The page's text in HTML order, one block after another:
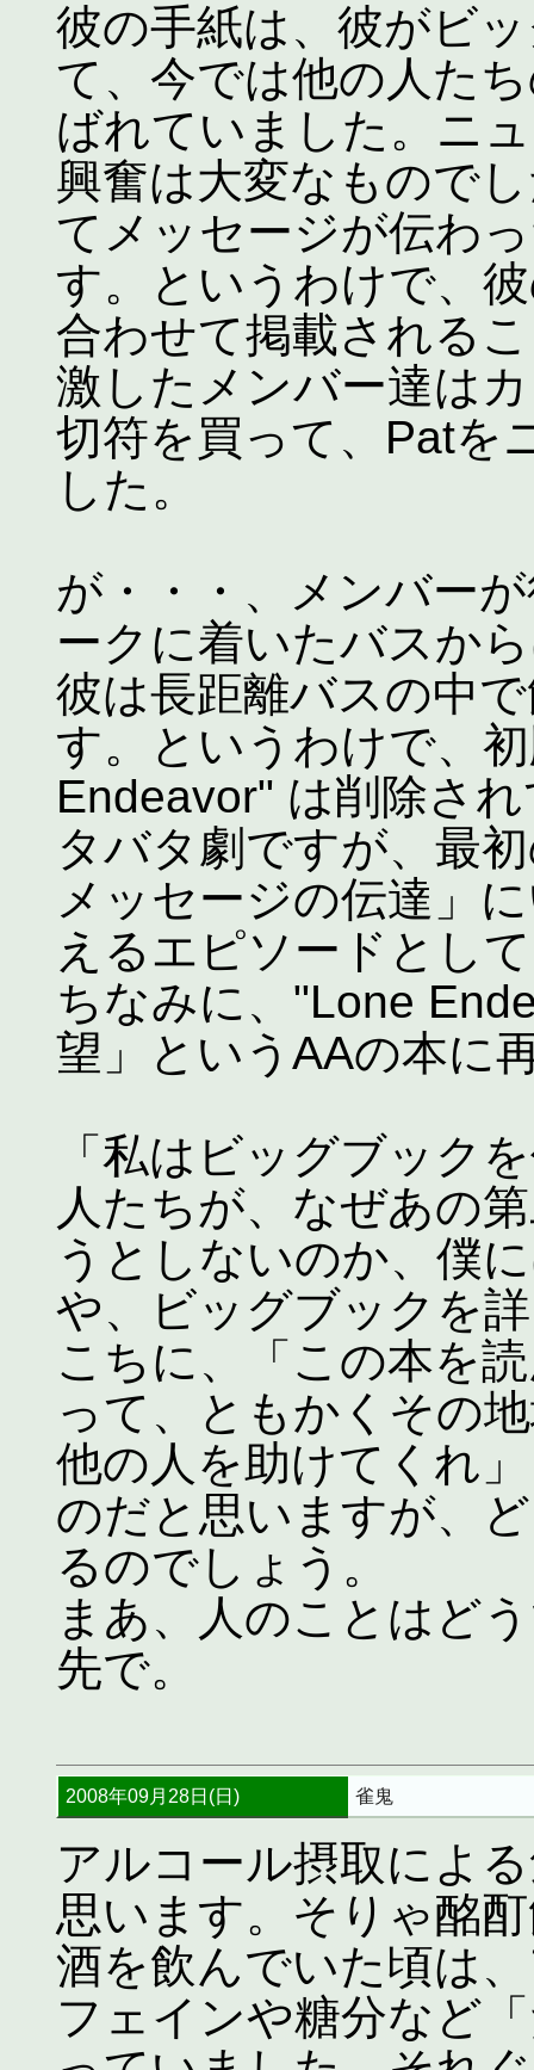
彼の手紙は、彼がビ
て、今では他の人た
ばれていました。ニ
興奮は大変なもので
てメッセージが伝わ
す。というわけで、
合わせて掲載される
激したメンバー達は
切符を買って、Patを
した。
が・・・、メンバー
ークに着いたバスか
彼は長距離バスの中
す。というわけで、
Endeavor" は削除さ
タバタ劇ですが、最
メッセージの伝達」
えるエピソードとし
ちなみに、"Lone
望」というAAの本に
「私はビッグブック
人たちが、なぜあの
うとしないのか、僕
や、ビッグブックを
こちに、「この本を
って、ともかくその
他の人を助けてくれ
のだと思いますが、
るのでしょう。
まあ、人のことはど
先で。
2008年09月28日(日) 雀鬼
アルコール摂取によ
思います。そりゃ酩
酒を飲んでいた頃は
フェインや糖分など